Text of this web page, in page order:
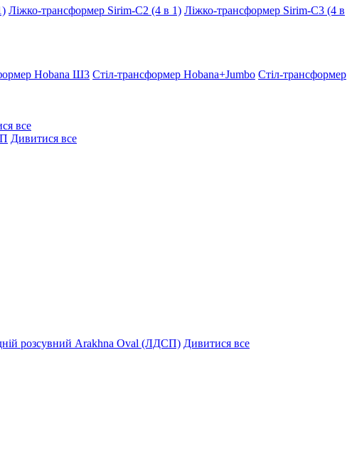
Ліжко-трансформер Sirim-C2 (4 в 1) Ліжко-трансформер Sirim-C3 (4 в
Hobana Ш3 Стіл-трансформер Hobana+Jumbo Стіл-трансформер
все
Дивитися все
розсувний Arakhna Oval (ЛДСП) Дивитися все